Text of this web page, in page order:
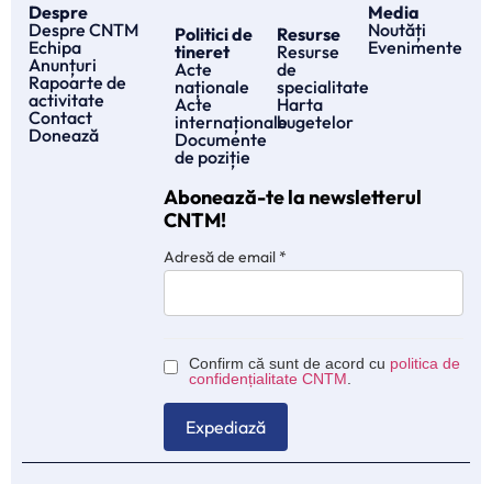
Despre
Despre CNTM
Echipa
Anunțuri
Rapoarte de
activitate
Contact
Donează
Politici de
tineret
Acte
naționale
Acte
internaționale
Documente
de poziție
Resurse
Resurse
de
specialitate
Harta
bugetelor
Media
Noutăți
Evenimente
Abonează-te la newsletterul
CNTM!
Adresă de email*
Confirm că sunt de acord cu politica de
confidențialitate CNTM